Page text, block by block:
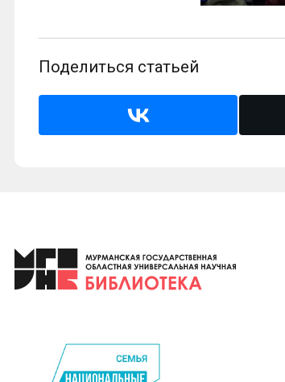
Поделиться статьей